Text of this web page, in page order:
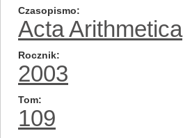
Czasopismo
Acta Arithmetica
Rocznik
2003
Tom
109